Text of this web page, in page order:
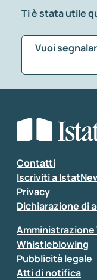
Ti è stata utile
Vuoi
Seleziona la
Inserisci il tuo
Contatti
Iscriviti a
Privacy
Dichiarazione di
Amministrazione
Whistleblowing
Pubblicità legale
Atti di notifica